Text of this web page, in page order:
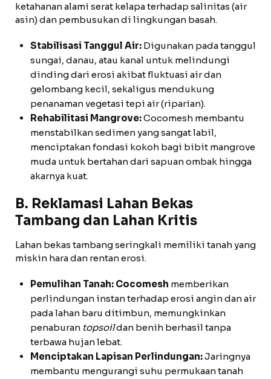
ketahanan alami serat kelapa terhadap salinitas (air
asin) dan pembusukan di lingkungan basah.
Stabilisasi Tanggul Air: Digunakan pada tanggul
sungai, danau, atau kanal untuk melindungi
dinding dari erosi akibat fluktuasi air dan
gelombang kecil, sekaligus mendukung
penanaman vegetasi tepi air (riparian).
Rehabilitasi Mangrove:Cocomesh membantu
menstabilkan sedimen yang sangat labil,
menciptakan fondasi kokoh bagi bibit mangrove
muda untuk bertahan dari sapuan ombak hingga
akarnya kuat.
B. Reklamasi Lahan Bekas
Tambang dan Lahan Kritis
Lahan bekas tambang seringkali memiliki tanah yang
miskin hara dan rentan erosi.
Pemulihan Tanah: Cocomesh memberikan
perlindungan instan terhadap erosi angin dan air
pada lahan baru ditimbun, memungkinkan
penaburan topsoildan benih berhasil tanpa
terbawa hujan lebat.
Menciptakan Lapisan Perlindungan:Jaringnya
membantu mengurangi suhu permukaan tanah